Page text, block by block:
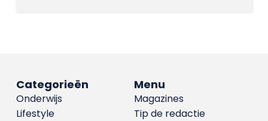
Menu
Magazines
Tip de redactie
Categorieën
Onderwijs
Lifestyle